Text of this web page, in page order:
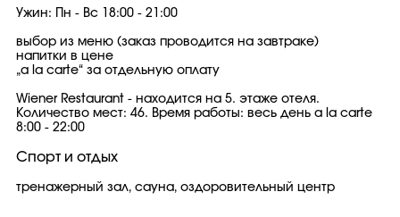
Ужин: Пн - Вс 18:00 - 21:00
выбор из меню (заказ проводится на завтраке)
напитки в цене
„a la carte“ за отдельную оплату
Wiener Restaurant - находится на 5. этаже отеля.
Количество мест: 46. Время работы: весь день a la carte
8:00 - 22:00
Спорт и отдых
тренажерный зал, сауна, оздоровительный центр